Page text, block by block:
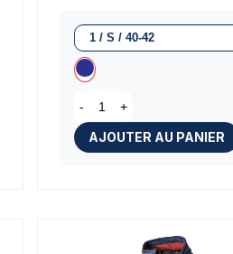
- +
AJOUTER AU PANIER